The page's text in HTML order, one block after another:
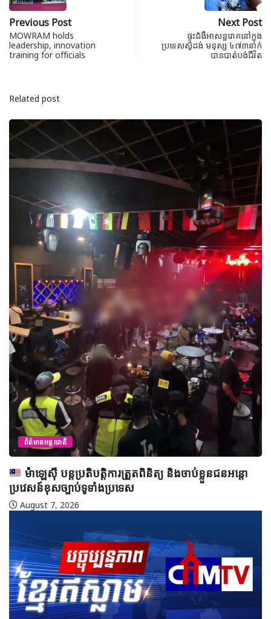
Previous Post
MOWRAM holds
leadership, innovation
training for officials
Next Post
ផ្ទុះជំងឺអាសន្នរោគនៅក្នុង
ប្រទេសស៊ូដង់ មនុស្ស ៤៧៣នាក់
បានបាត់បង់ជីវិត
Related post
ព័ត៌មានអន្តរជាតិ
តួកគីយ៉េ៖ កចិ្ចព្រមព្រៀងការពាររួមជាមួយអារ៉ាប៊ីសាអូឌីត
និងប៉ាគីស្ថាន អាចពង្រីកដល់អេហ្ស៊ីប
August 10, 2026